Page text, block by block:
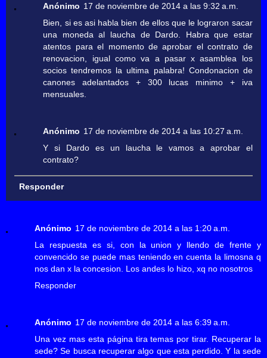
Anónimo 17 de noviembre de 2014 a las 9:32 a.m.
Bien, si es asi habla bien de ellos que le lograron sacar
una moneda al laucha de Dardo. Habra que estar
atentos para el momento de aprobar el contrato de
renovacion, igual como va a pasar x asamblea los
socios tendremos la ultima palabra! Condonacion de
canones adelantados + 300 lucas minimo + iva
mensuales.
Anónimo 17 de noviembre de 2014 a las 10:27 a.m.
Y si Dardo es un laucha le vamos a aprobar el
contrato?
Responder
Anónimo 17 de noviembre de 2014 a las 1:20 a.m.
La respuesta es si, con la union y llendo de frente y
convencido se puede mas teniendo en cuenta la limosna q
nos dan x la concesion. Los andes lo hizo, xq no nosotros
Responder
Anónimo 17 de noviembre de 2014 a las 6:39 a.m.
Una vez mas esta página tira temas por tirar. Recuperar la
sede? Se busca recuperar algo que esta perdido. Y la sede